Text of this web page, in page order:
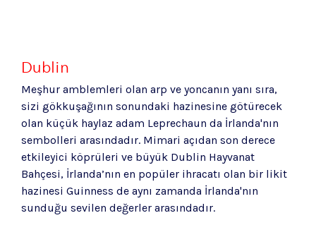
Dublin
Meşhur amblemleri olan arp ve yoncanın yanı sıra,
sizi gökkuşağının sonundaki hazinesine götürecek
olan küçük haylaz adam Leprechaun da İrlanda'nın
sembolleri arasındadır. Mimari açıdan son derece
etkileyici köprüleri ve büyük Dublin Hayvanat
Bahçesi, İrlanda’nın en popüler ihracatı olan bir likit
hazinesi Guinness de aynı zamanda İrlanda'nın
sunduğu sevilen değerler arasındadır.